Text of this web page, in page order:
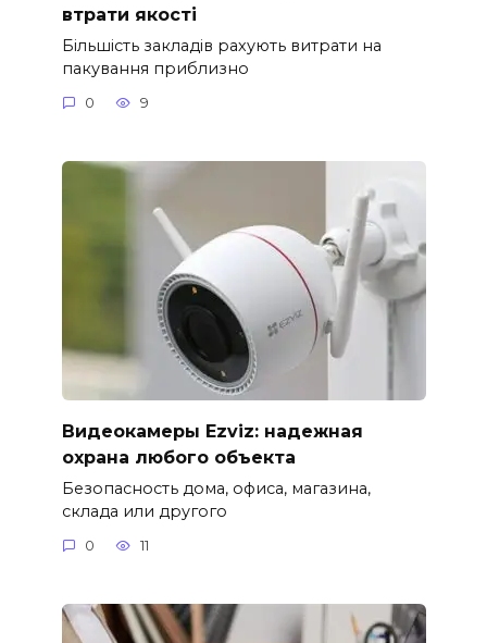
втрати якості
Більшість закладів рахують витрати на
пакування приблизно
0 9
Видеокамеры Ezviz: надежная
охрана любого объекта
Безопасность дома, офиса, магазина,
склада или другого
0 11